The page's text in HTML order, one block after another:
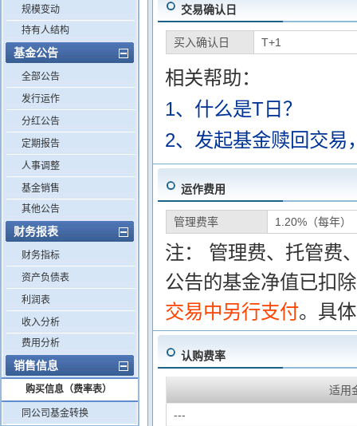
规模变动
持有人结构
基金公告
全部公告
发行运作
分红公告
定期报告
人事调整
基金销售
其他公告
财务报表
财务指标
资产负债表
利润表
收入分析
费用分析
销售信息
购买信息（费率表）
同公司基金转换
交易确认日
买入确认日 T+1
相关帮助：
1、什么是T日？
2、发起基金赎回交易
运作费用
管理费率 1.20%（每年）
注： 管理费、托管费
公告的基金净值已扣
交易中另行支付。具
认购费率
适用
---